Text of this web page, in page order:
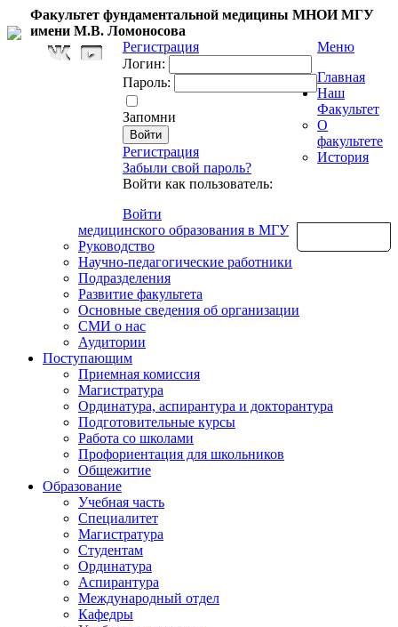
Факультет фундаментальной медицины МНОИ МГУ
имени М.В. Ломоносова
Регистрация
Логин:
Пароль:
Запомни
Регистрация
Забыли свой пароль?
Войти как пользователь:
Войти
Меню
Главная
Наш
Факультет
О
факультете
История
медицинского образования в МГУ
Руководство
Научно-педагогические работники
Подразделения
Развитие факультета
Основные сведения об организации
СМИ о нас
Аудитории
Поступающим
Приемная комиссия
Магистратура
Ординатура, аспирантура и докторантура
Подготовительные курсы
Работа со школами
Профориентация для школьников
Общежитие
Образование
Учебная часть
Специалитет
Магистратура
Студентам
Ординатура
Аспирантура
Международный отдел
Кафедры